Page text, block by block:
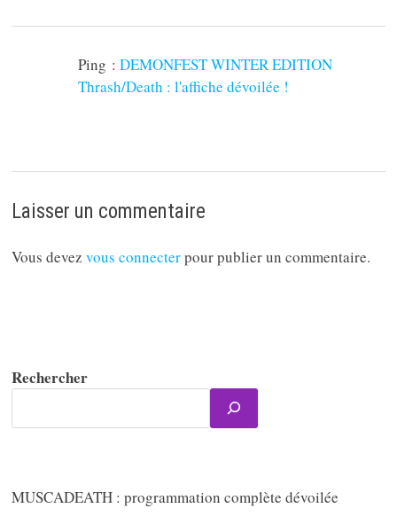
Ping :DEMONFEST WINTER EDITION
Thrash/Death : l'affiche dévoilée !
Laisser un commentaire
Vous devezvous connecterpour publier un commentaire.
Rechercher
MUSCADEATH : programmation complète dévoilée